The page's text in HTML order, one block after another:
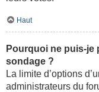
Haut
Pourquoi ne puis-je
sondage ?
La limite d’options
administrateurs du